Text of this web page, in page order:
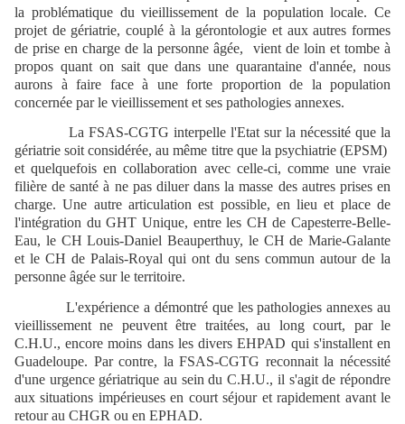
la problématique du vieillissement de la population locale. Ce
projet de gériatrie, couplé à la gérontologie et aux autres formes
de prise en charge de la personne âgée, vient de loin et tombe à
propos quant on sait que dans une quarantaine d'année, nous
aurons à faire face à une forte proportion de la population
concernée par le vieillissement et ses pathologies annexes.
La FSAS-CGTG interpelle l'Etat sur la nécessité que la
gériatrie soit considérée, au même titre que la psychiatrie (EPSM)
et quelquefois en collaboration avec celle-ci, comme une vraie
filière de santé à ne pas diluer dans la masse des autres prises en
charge. Une autre articulation est possible, en lieu et place de
l'intégration du GHT Unique, entre les CH de Capesterre-Belle-
Eau, le CH Louis-Daniel Beauperthuy, le CH de Marie-Galante
et le CH de Palais-Royal qui ont du sens commun autour de la
personne âgée sur le territoire.
L'expérience a démontré que les pathologies annexes au
vieillissement ne peuvent être traitées, au long court, par le
C.H.U., encore moins dans les divers EHPAD qui s'installent en
Guadeloupe. Par contre, la FSAS-CGTG reconnait la nécessité
d'une urgence gériatrique au sein du C.H.U., il s'agit de répondre
aux situations impérieuses en court séjour et rapidement avant le
retour au CHGR ou en EPHAD.